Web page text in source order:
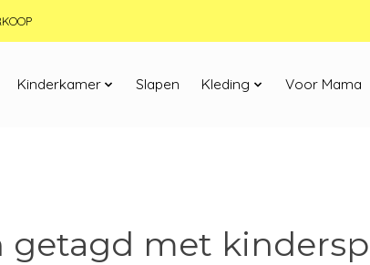
Kinderkamer Slapen Kleding Voor Mama
getagd met